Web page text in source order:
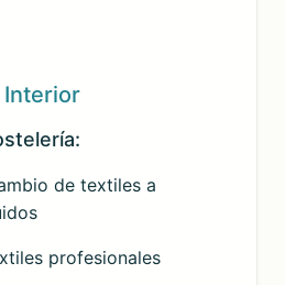
Interior
de textiles a
profesionales